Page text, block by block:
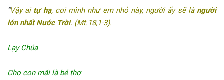
“Vậy ai tự hạ, coi mình như em nhỏ này, người ấy sẽ là người
lớn nhất Nước Trời. (Mt.18,1-3).
Lạy Chúa
Cho con mãi là bé thơ